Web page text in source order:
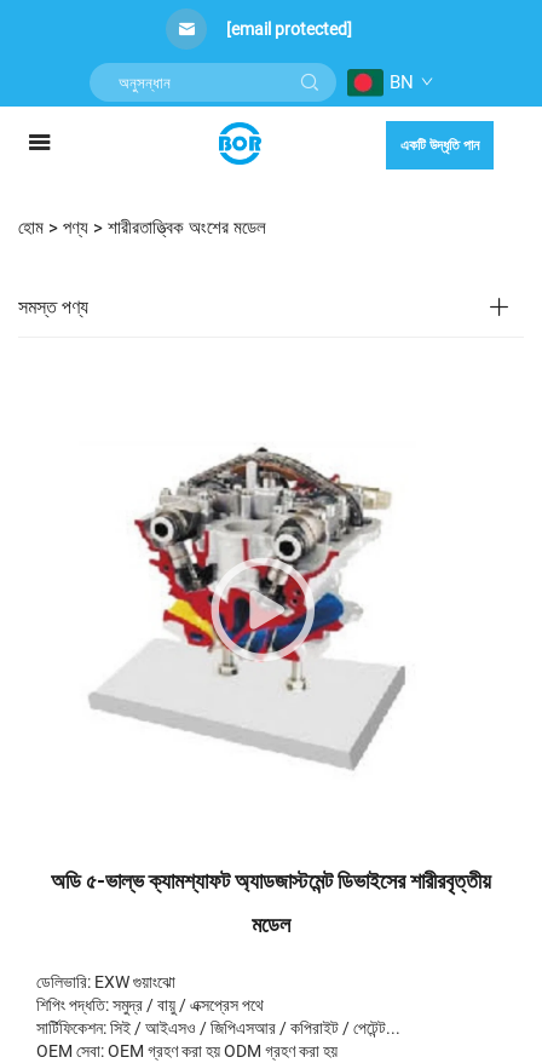
[email protected]
BN
একটি উদ্ধৃতি পান
হোম > পণ্য > শারীরতাত্ত্বিক অংশের মডেল
সমস্ত পণ্য
অডি ৫-ভাল্ভ ক্যামশ্যাফট অ্যাডজাস্টমেন্ট ডিভাইসের শারীরবৃত্তীয়
মডেল
ডেলিভারি: EXW গুয়াংঝো
শিপিং পদ্ধতি: সমুদ্র / বায়ু / এক্সপ্রেস পথে
সার্টিফিকেশন: সিই / আইএসও / জিপিএসআর / কপিরাইট / পেটেন্ট...
OEM সেবা: OEM গ্রহণ করা হয় ODM গ্রহণ করা হয়